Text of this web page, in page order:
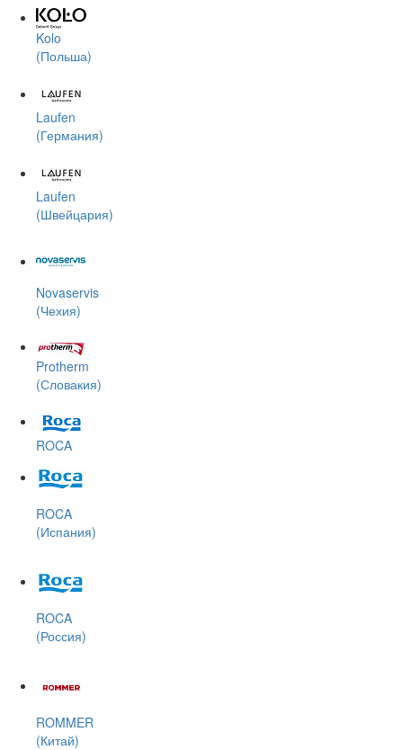
Kolo
(Польша)
Laufen
(Германия)
Laufen
(Швейцария)
Novaservis
(Чехия)
Protherm
(Словакия)
ROCA
ROCA
(Испания)
ROCA
(Россия)
ROMMER
(Китай)